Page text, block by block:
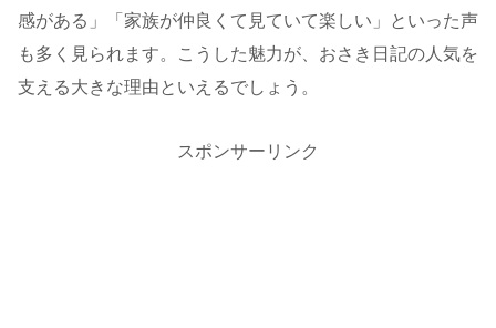
感がある」「家族が仲良くて見ていて楽しい」といった声
も多く見られます。こうした魅力が、おさき日記の人気を
支える大きな理由といえるでしょう。
スポンサーリンク